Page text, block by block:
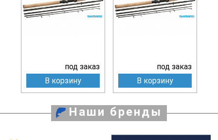
под заказ
В корзину
под заказ
В корзину
Наши бренды